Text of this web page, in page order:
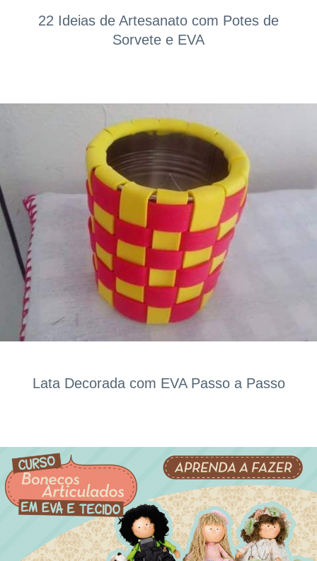
22 Ideias de Artesanato com Potes de
Sorvete e EVA
Lata Decorada com EVA Passo a Passo